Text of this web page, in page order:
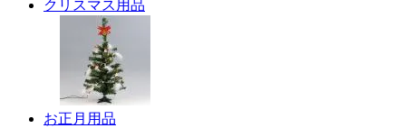
クリスマス用品
お正月用品